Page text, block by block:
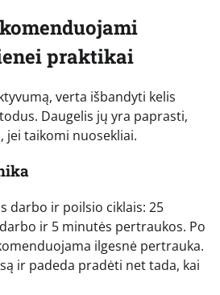
praktikai
verta išbandyti kelis
Daugelis jų yra paprasti,
jei taikomi nuosekliai.
darbo ir poilsio ciklais: 25
ir 5 minutės pertraukos. Po
ilgesnė pertrauka.
ir padeda pradėti net tada, kai